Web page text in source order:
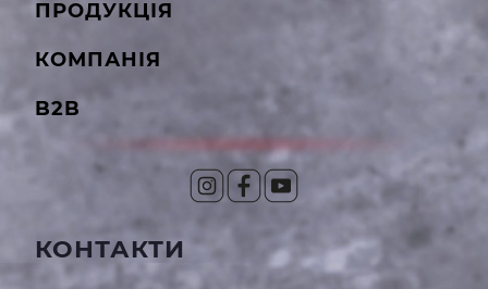
ПРОДУКЦІЯ
КОМПАНІЯ
B2B
КОНТАКТИ